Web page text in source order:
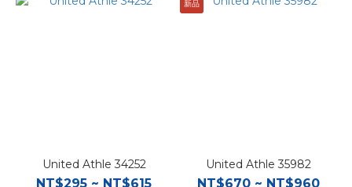
United Athle 34252
NT$295 ~ NT$615
新品
United Athle 35982
NT$670 ~ NT$960